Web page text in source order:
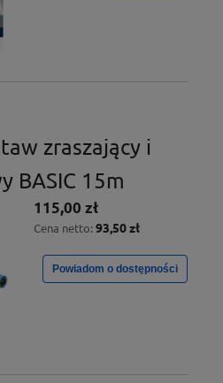
zraszający i
BASIC 15m
115,00 zł
Cena netto: 93,50 zł
Powiadom o dostępności